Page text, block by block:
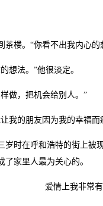
。“你看不出我内心的
法。”他很淡定。
，把机会给别人。”
的朋友因为我的幸福而
在呼和浩特的街上被
家里人最为关心的。
爱情上我非常